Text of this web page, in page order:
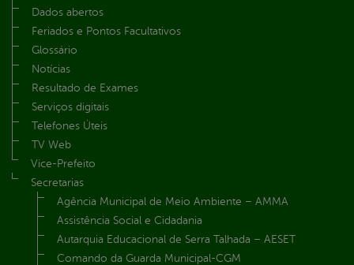
Dados abertos
Feriados e Pontos Facultativos
Glossário
Notícias
Resultado de Exames
Serviços digitais
Telefones Úteis
TV Web
Vice-Prefeito
Secretarias
Agência Municipal de Meio Ambiente – AMMA
Assistência Social e Cidadania
Autarquia Educacional de Serra Talhada – AESET
Comando da Guarda Municipal-CGM